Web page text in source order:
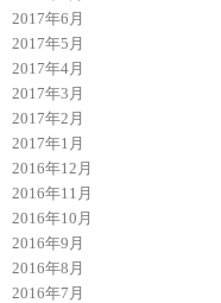
2017年6月
2017年5月
2017年4月
2017年3月
2017年2月
2017年1月
2016年12月
2016年11月
2016年10月
2016年9月
2016年8月
2016年7月